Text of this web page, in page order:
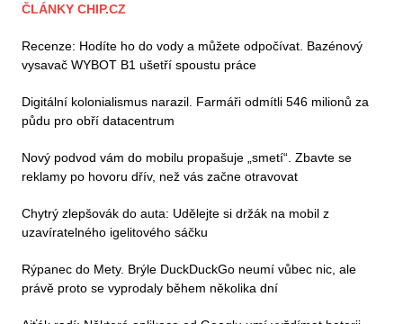
ČLÁNKY CHIP.CZ
Recenze: Hodíte ho do vody a můžete odpočívat. Bazénový
vysavač WYBOT B1 ušetří spoustu práce
Digitální kolonialismus narazil. Farmáři odmítli 546 milionů za
půdu pro obří datacentrum
Nový podvod vám do mobilu propašuje „smetí“. Zbavte se
reklamy po hovoru dřív, než vás začne otravovat
Chytrý zlepšovák do auta: Udělejte si držák na mobil z
uzavíratelného igelitového sáčku
Rýpanec do Mety. Brýle DuckDuckGo neumí vůbec nic, ale
právě proto se vyprodaly během několika dní